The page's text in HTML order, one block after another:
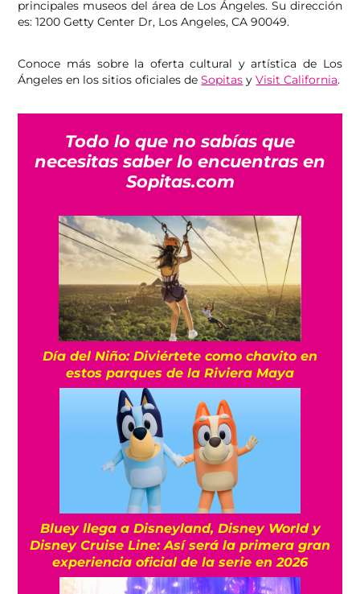
principales museos del área de Los Ángeles. Su dirección
es: 1200 Getty Center Dr, Los Angeles, CA 90049.
Conoce más sobre la oferta cultural y artística de Los
Ángeles en los sitios oficiales deSopitas yVisit California.
Todo lo que no sabías que
necesitas saber lo encuentras en
Sopitas.com
Día del Niño: Diviértete como chavito en
estos parques de la Riviera Maya
Bluey llega a Disneyland, Disney World y
Disney Cruise Line: Así será la primera gran
experiencia oficial de la serie en 2026